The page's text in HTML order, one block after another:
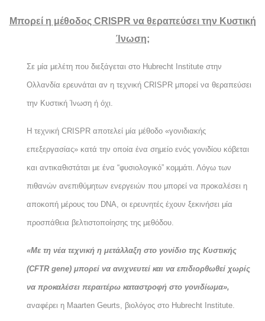
Μπορεί η μέθοδος CRISPR να θεραπεύσει την Κυστική
Ίνωση;
Σε μία μελέτη που διεξάγεται στο Hubrecht Institute στην
Ολλανδία ερευνάται αν η τεχνική CRISPR μπορεί να θεραπεύσει
την Κυστική Ίνωση ή όχι.
Η τεχνική CRISPR αποτελεί μία μέθοδο «γονιδιακής
επεξεργασίας» κατά την οποία ένα σημείο ενός γονιδίου κόβεται
και αντικαθιστάται με ένα “φυσιολογικό” κομμάτι. Λόγω των
πιθανών ανεπιθύμητων ενεργειών που μπορεί να προκαλέσει η
αποκοπή μέρους του DNA, οι ερευνητές έχουν ξεκινήσει μία
προσπάθεια βελτιστοποίησης της μεθόδου.
«Με τη νέα τεχνική η μετάλλαξη στο γονίδιο της Κυστικής
(CFTR gene) μπορεί να ανιχνευτεί και να επιδιορθωθεί χωρίς
να προκαλέσει περαιτέρω καταστροφή στο γονιδίωμα»,
αναφέρει η Maarten Geurts, βιολόγος στο Hubrecht Institute.